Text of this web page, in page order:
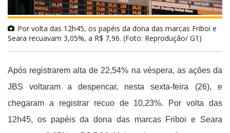
Por volta das 12h45, os papéis da dona das marcas Friboi e
Seara recuavam 3,05%, a R$ 7,96. (Foto: Reprodução/ G1)
Após registrarem alta de 22,54% na véspera, as ações da
JBS voltaram a despencar, nesta sexta-feira (26), e
chegaram a registrar recuo de 10,23%. Por volta das
12h45, os papéis da dona das marcas Friboi e Seara